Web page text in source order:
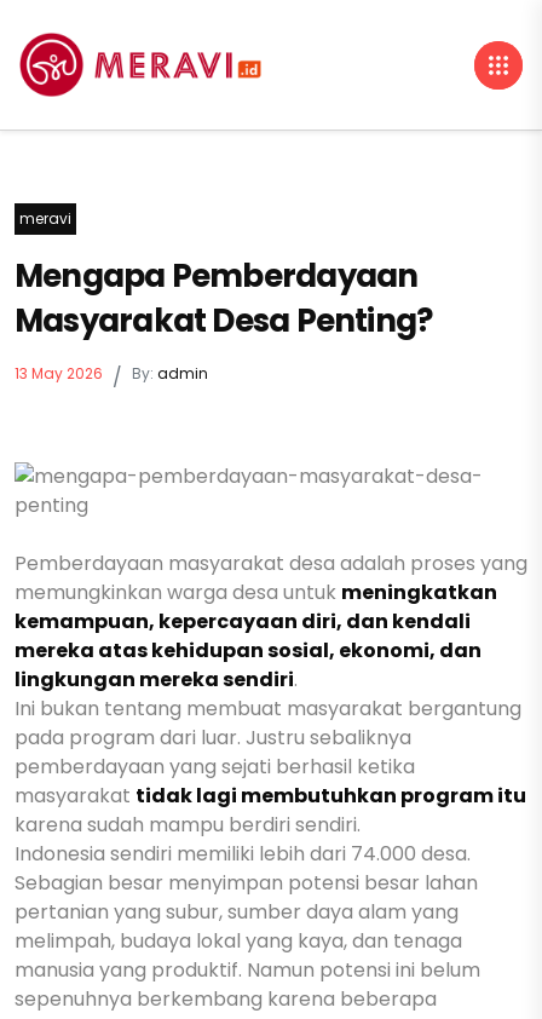
meravi
Mengapa Pemberdayaan
Masyarakat Desa Penting?
13 May 2026 / By: admin
Pemberdayaan masyarakat desa adalah proses yang
memungkinkan warga desa untuk meningkatkan
kemampuan, kepercayaan diri, dan kendali
mereka atas kehidupan sosial, ekonomi, dan
lingkungan mereka sendiri.
Ini bukan tentang membuat masyarakat bergantung
pada program dari luar. Justru sebaliknya
pemberdayaan yang sejati berhasil ketika
masyarakat tidak lagi membutuhkan program itu
karena sudah mampu berdiri sendiri.
Indonesia sendiri memiliki lebih dari 74.000 desa.
Sebagian besar menyimpan potensi besar lahan
pertanian yang subur, sumber daya alam yang
melimpah, budaya lokal yang kaya, dan tenaga
manusia yang produktif. Namun potensi ini belum
sepenuhnya berkembang karena beberapa